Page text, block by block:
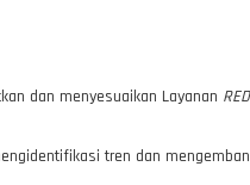
dan menyesuaikan Layanan
tren dan